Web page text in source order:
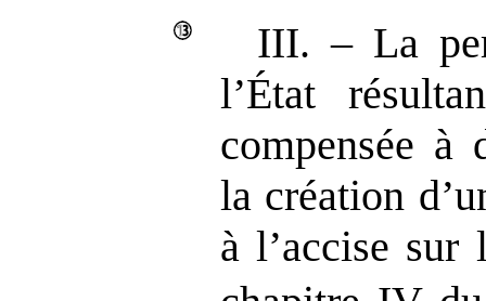
III. – La
l’État
compensée à
la création
à l’accise sur